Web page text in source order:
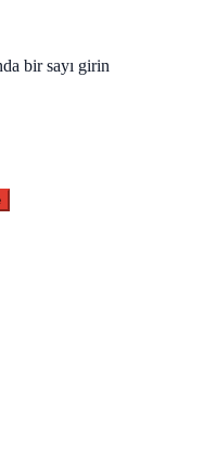
bir sayı girin